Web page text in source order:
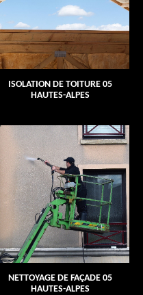
ISOLATION DE TOITURE 05
HAUTES-ALPES
NETTOYAGE DE FAÇADE 05
HAUTES-ALPES